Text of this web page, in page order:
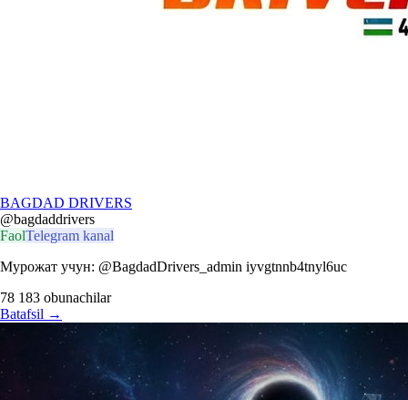
BAGDAD DRIVERS
@bagdaddrivers
FaolTelegram kanal
Мурожат учун: @BagdadDrivers_admin iyvgtnnb4tnyl6uc
78 183 obunachilar
Batafsil →